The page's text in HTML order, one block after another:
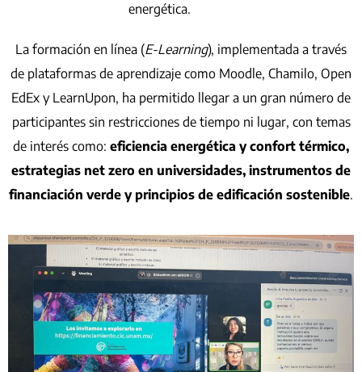
energética.
La formación en línea (E-Learning), implementada a través
de plataformas de aprendizaje como Moodle, Chamilo, Open
EdEx y LearnUpon, ha permitido llegar a un gran número de
participantes sin restricciones de tiempo ni lugar, con temas
de interés como: eficiencia energética y confort térmico,
estrategias net zero en universidades, instrumentos de
financiación verde y principios de edificación sostenible.